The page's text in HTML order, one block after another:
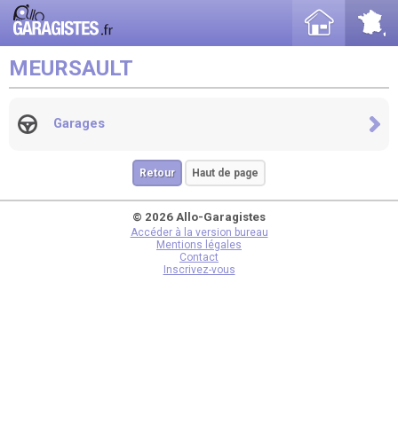
MEURSAULT
Garages
Retour Haut de page
© 2026 Allo-Garagistes
Accéder à la version bureau
Mentions légales
Contact
Inscrivez-vous